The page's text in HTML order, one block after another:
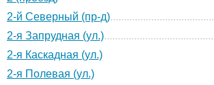
2-й Северный (пр-д)
2-я Запрудная (ул.)
2-я Каскадная (ул.)
2-я Полевая (ул.)